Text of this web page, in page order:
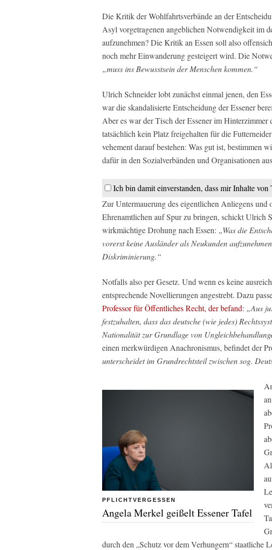
Die Kritik der Wohlfahrtsverbände an der
Asyl vorgetragenen angeblichen Notwendigkeit im
aufzunehmen? Die Kritik an Essen soll also
noch mehr Einwanderung gesteigert wird. Die
„muss ins Bewusstsein der Menschen kommen.“
Ulrich Schneider lobt zunächst einmal jenen, den
war die skandalisierte Entscheidung der Essener
Aber es war der Tisch der Essener im
tatsächlich kein Platz freigehalten für die
vehement darauf bestehen: Was gut ist, bestimmen
dafür in den Sozialverbänden und Organisationen
Ich bin damit einverstanden, dass mir Inhalte
Zur Untermauerung des eigentlichen Anliegens
Ehrenamtlichen auf Spur zu bringen, schickt Ulrich
wirkmächtige Drohung nach Essen: „Was die
vorerst keine Ausländer als Neukunden
Diskriminierung.“
Notfalls also per Gesetz. Und wenn es keine
entsprechende Novellierungen angestrebt. Dazu
Professor für Öffentliches Recht, der befand: „Aus
festzuhalten, dass das deutsche (wie jedes)
Nationalität zur Grundlage von
einen merkwürdigen Anachronismus, befindet der
unterscheidet im Grundrechtsteil zwischen sog.
PFLICHTVERGESSEN
Angela Merkel geißelt Essener Tafel
durch den „Schutz vor dem Verhungern“ staatliche